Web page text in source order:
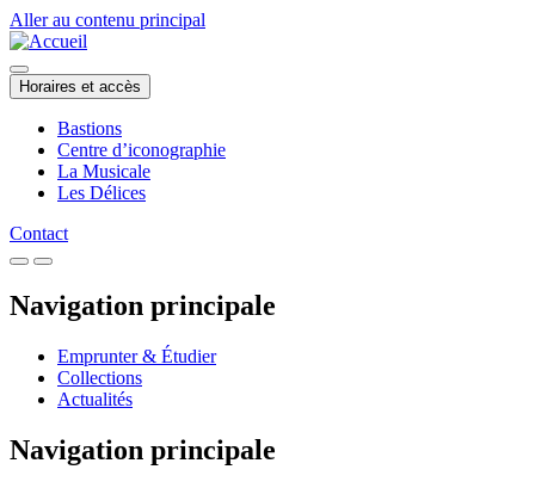
Aller au contenu principal
Horaires et accès
Bastions
Centre d’iconographie
La Musicale
Les Délices
Contact
Navigation principale
Emprunter & Étudier
Collections
Actualités
Navigation principale